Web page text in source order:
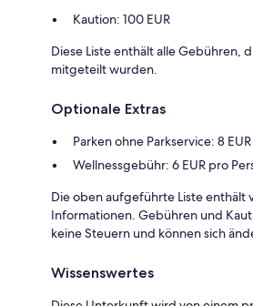
Kaution: 100 EUR
Diese Liste enthält alle Gebühren,
mitgeteilt wurden.
Optionale Extras
Parken ohne Parkservice: 8
Wellnessgebühr: 6 EUR pro
Die oben aufgeführte Liste enthält
Informationen. Gebühren und
keine Steuern und können sich
Wissenswertes